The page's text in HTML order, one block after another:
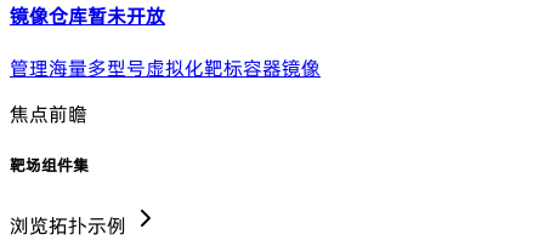
镜像仓库暂未开放
管理海量多型号虚拟化靶标容器镜像
焦点前瞻
靶场组件集
浏览拓扑示例